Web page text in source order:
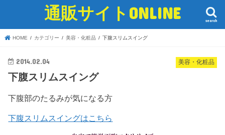
通販サイトONLINE search
HOME カテゴリー 美容・化粧品 下腹スリムスイング
美容・化粧品
2014.02.04
下腹スリムスイング
下腹部のたるみが気になる方
下腹スリムスイングはこちら